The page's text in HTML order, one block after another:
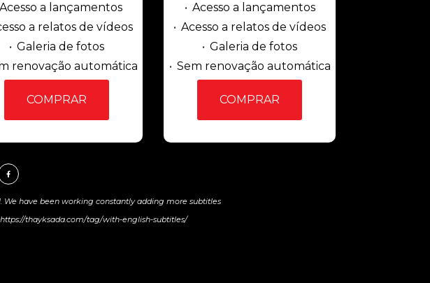
Acesso a lançamentos
a relatos de vídeos
Galeria de fotos
renovação automática
COMPRAR
Acesso a lançamentos
Acesso a relatos de vídeos
Galeria de fotos
Sem renovação automática
COMPRAR
We have been working constantly adding more subtitles
thayksada.com/tag/with-english-subtitles/